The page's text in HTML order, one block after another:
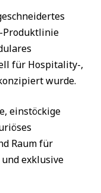
Produktlinie
für Hospitality-,
wurde.
einstöckige
Raum für
exklusive